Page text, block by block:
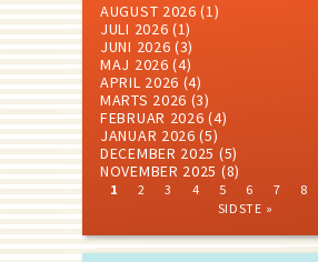
AUGUST 2026 (1)
JULI 2026 (1)
JUNI 2026 (3)
MAJ 2026 (4)
APRIL 2026 (4)
MARTS 2026 (3)
FEBRUAR 2026 (4)
JANUAR 2026 (5)
DECEMBER 2025 (5)
NOVEMBER 2025 (8)
CURRENT
1 PAGE
2 PAGE
3 PAGE
4 PAGE
5 PAGE
6 PAGE
7 8
SIDSTE »